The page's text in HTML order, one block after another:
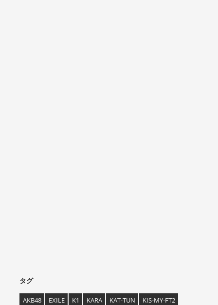
タグ
AKB48 EXILE K1 KARA KAT-TUN
KIS-MY-FT2